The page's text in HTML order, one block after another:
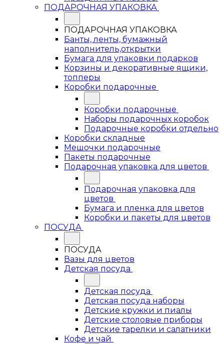
ПОДАРОЧНАЯ УПАКОВКА
ПОДАРОЧНАЯ УПАКОВКА
Банты, ленты, бумажный
наполнитель,открытки
Бумага для упаковки подарков
Корзины и декоративные ящики,
топперы
Коробки подарочные
Коробки подарочные
Наборы подарочных коробок
Подарочные коробки отдельно
Коробки складные
Мешочки подарочные
Пакеты подарочные
Подарочная упаковка для цветов
Подарочная упаковка для
цветов
Бумага и пленка для цветов
Коробки и пакеты для цветов
ПОСУДА
ПОСУДА
Вазы для цветов
Детская посуда
Детская посуда
Детская посуда наборы
Детские кружки и пиалы
Детские столовые приборы
Детские тарелки и салатники
Кофе и чай